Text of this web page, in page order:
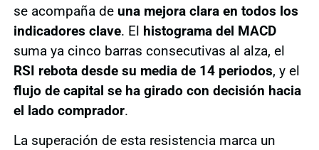
se acompaña de una mejora clara en todos los
indicadores clave. El histograma del MACD
suma ya cinco barras consecutivas al alza, el
RSI rebota desde su media de 14 periodos, y el
flujo de capital se ha girado con decisión hacia
el lado comprador.
La superación de esta resistencia marca un